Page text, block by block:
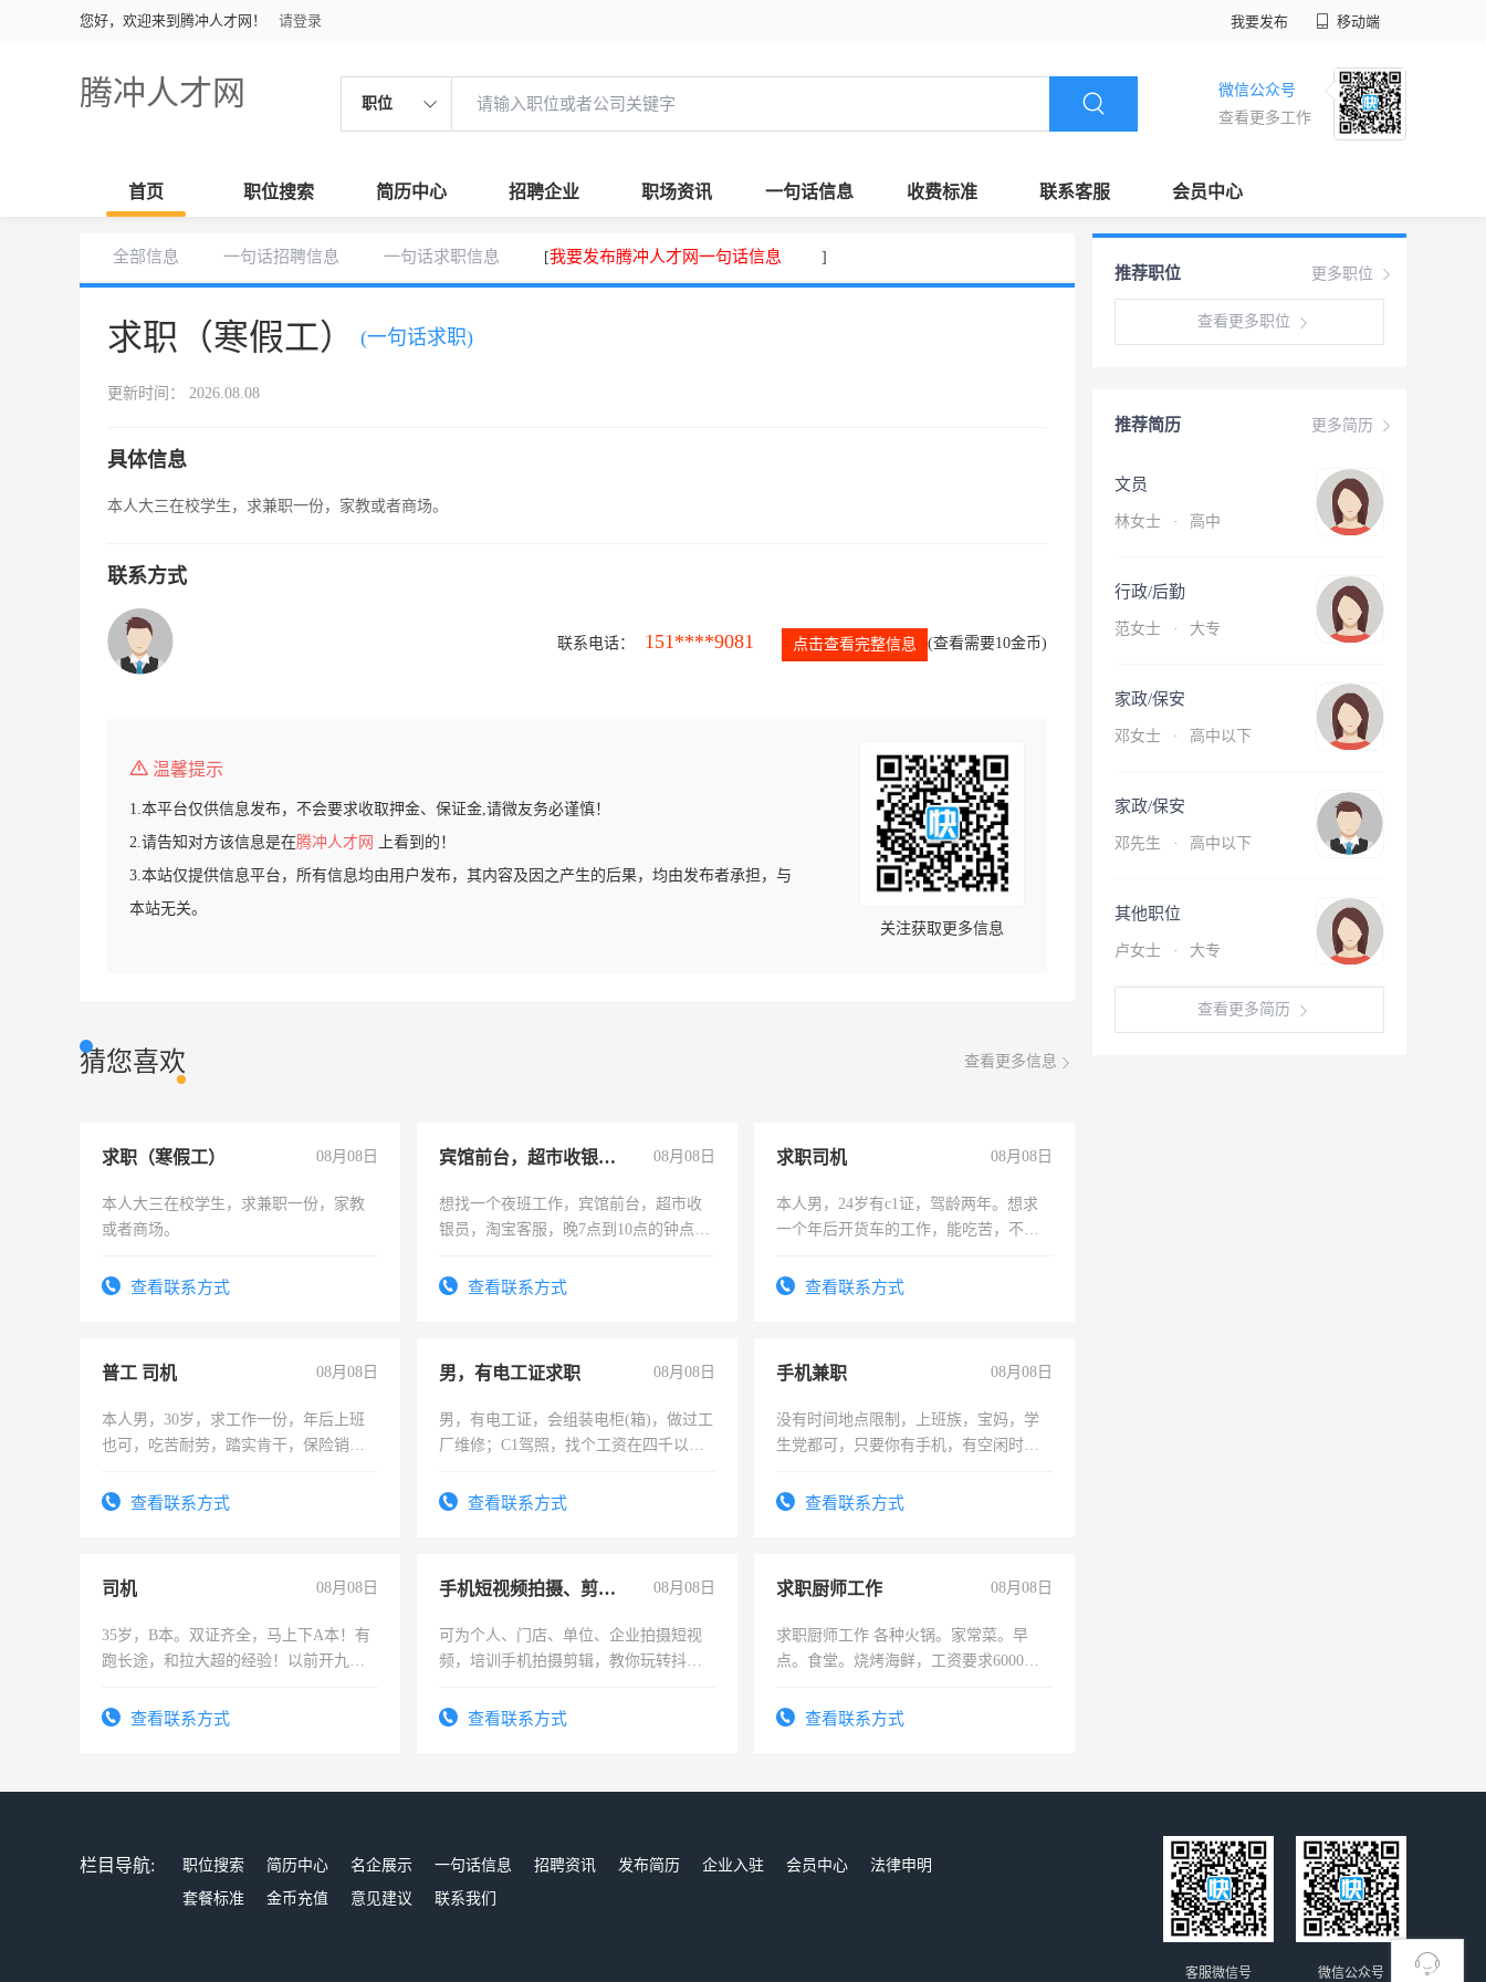
您好，欢迎来到腾冲人才网！ 请登录 我要发布 移动端
腾冲人才网 职位
微信公众号
查看更多工作
首页 职位搜索 简历中心 招聘企业 职场资讯 一句话信息 收费标准 联系客服 会员中心
全部信息 一句话招聘信息 一句话求职信息 [我要发布腾冲人才网一句话信息 ]
求职（寒假工） (一句话求职)
更新时间： 2026.08.08
具体信息
本人大三在校学生，求兼职一份，家教或者商场。
联系方式
联系电话： 151****9081 点击查看完整信息 (查看需要10金币)
温馨提示
1.本平台仅供信息发布，不会要求收取押金、保证金,请微友务必谨慎！
2.请告知对方该信息是在腾冲人才网
上看到的！
3.本站仅提供信息平台，所有信息均由用户发布，其内容及因之产生的后果，均由发布者承担，与
本站无关。
关注获取更多信息
猜您喜欢 查看更多信息
求职（寒假工） 08月08日
本人大三在校学生，求兼职一份，家教
或者商场。
查看联系方式
宾馆前台，超市收银员，淘宝客服 08月08日
想找一个夜班工作，宾馆前台，超市收
银员，淘宝客服，晚7点到10点的钟点
号同微信查看联系方式
求职司机 08月08日
本人男，24岁有c1证，驾龄两年。想求
一个年后开货车的工作，能吃苦，不怕
查看联系方式
普工 司机 08月08日
本人男，30岁，求工作一份，年后上班
也可，吃苦耐劳，踏实肯干，保险销售
查看联系方式
男，有电工证求职 08月08日
男，有电工证，会组装电柜(箱)，做过工
厂维修；C1驾照，找个工资在四千以
电话查看联系方式
手机兼职 08月08日
没有时间地点限制，上班族，宝妈，学
生党都可，只要你有手机，有空闲时
勤快的四五十，每天挣零花钱没问题！
查看联系方式
司机 08月08日
35岁，B本。双证齐全，马上下A本！有
跑长途，和拉大超的经验！以前开九米
查看联系方式
手机短视频拍摄、剪辑、抖音快手 08月08日
可为个人、门店、单位、企业拍摄短视
频，培训手机拍摄剪辑，教你玩转抖音
频，培训手机拍摄剪辑，教你玩转抖
查看联系方式
求职厨师工作 08月08日
求职厨师工作 各种火锅。家常菜。早
点。食堂。烧烤海鲜，工资要求6000以
查看联系方式
更多职位
推荐职位
查看更多职位
更多简历
推荐简历
文员
林女士 · 高中
行政/后勤
范女士 · 大专
家政/保安
邓女士 · 高中以下
家政/保安
邓先生 · 高中以下
其他职位
卢女士 · 大专
查看更多简历
栏目导航: 职位搜索 简历中心 名企展示 一句话信息 招聘资讯 发布简历 企业入驻 会员中心
法律申明
套餐标准
金币充值 意见建议 联系我们
微信公众号
客服微信号